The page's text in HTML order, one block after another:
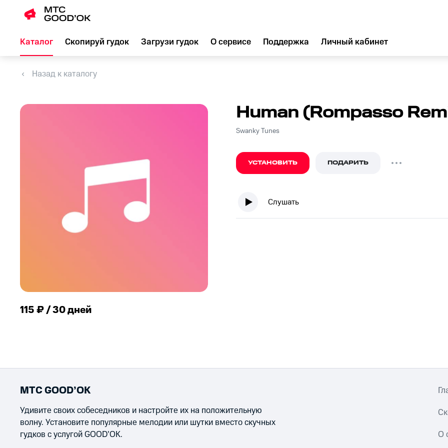
Каталог Скопируй гудок Загрузи гудок О сервисе Поддержка Личный кабинет
Назад к каталогу
115 ₽ / 30 дней
Human (Rompasso
Swanky Tunes
УСТАНОВИТЬ ПОДАРИТЬ
Слушать
МТС GOOD’OK
Удивите своих собеседников и настройте их на положительную
волну. Установите популярные мелодии или шутки вместо скучных
гудков с услугой GOOD’OK.
О